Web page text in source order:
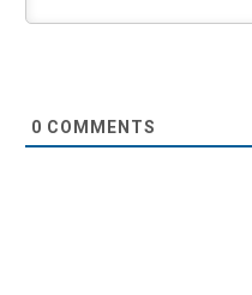
0 COMMENTS